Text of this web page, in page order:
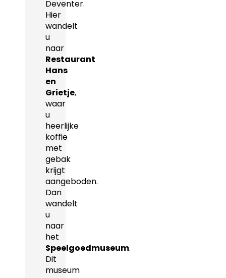
Deventer.
Hier
wandelt
u
naar
Restaurant
Hans
en
Grietje,
waar
u
heerlijke
koffie
met
gebak
krijgt
aangeboden.
Dan
wandelt
u
naar
het
Speelgoedmuseum.
Dit
museum